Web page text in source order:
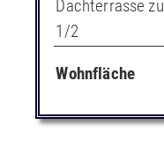
Dachterrasse zu
1/2
Wohnfläche